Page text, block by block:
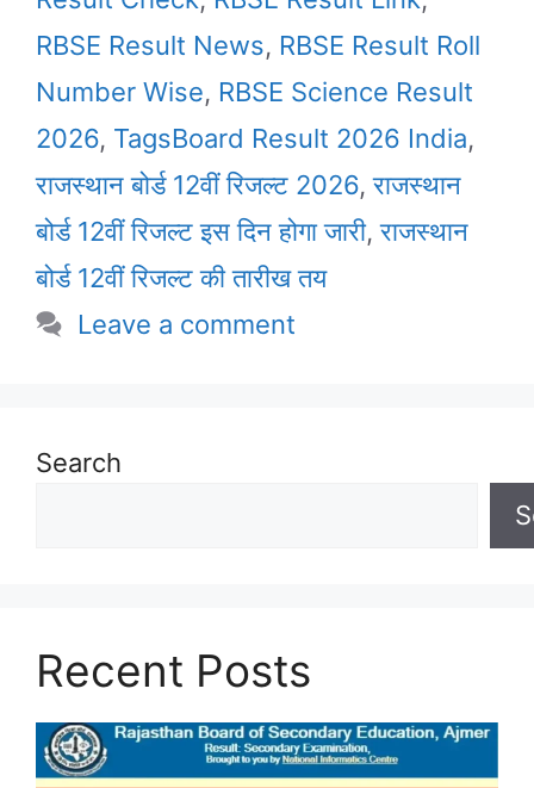
RBSE Result News, RBSE Result Roll
Number Wise, RBSE Science Result
2026, TagsBoard Result 2026 India,
राजस्थान बोर्ड 12वीं रिजल्ट 2026,राजस्थान
बोर्ड 12वीं रिजल्ट इस दिन होगा जारी,राजस्थान
बोर्ड 12वीं रिजल्ट की तारीख तय
Leave a comment
Search
Recent Posts